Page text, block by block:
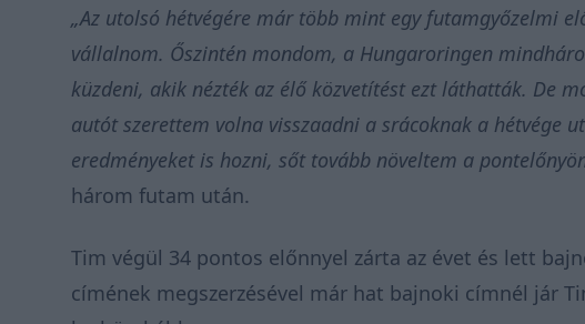
„Az utolsó hétvégére már több mint egy futamgyőzelmi
vállalnom. Őszintén mondom, a Hungaroringen
küzdeni, akik nézték az élő közvetítést ezt láthatták. De
autót szerettem volna visszaadni a srácoknak a hétvége
eredményeket is hozni, sőt tovább növeltem a
három futam után.
Tim végül 34 pontos előnnyel zárta az évet és lett
címének megszerzésével már hat bajnoki címnél jár